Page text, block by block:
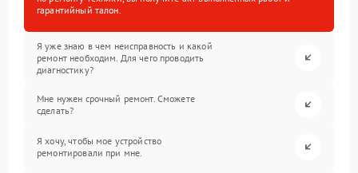
гарантийный талон.
Я уже знаю в чем неисправность и какой
ремонт необходим. Для чего проводить
диагностику?
Мне нужен срочный ремонт. Сможете
сделать?
Я хочу, чтобы мое устройство
ремонтировали при мне.